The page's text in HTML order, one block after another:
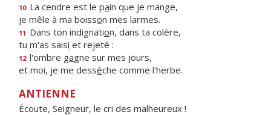
10 La cendre est le pain que je mange,
je mêle à ma boisson mes larmes.
11 Dans ton indignation, dans ta colère,
tu m'as saisi et rejeté :
12 l'ombre gagne sur mes jours,
et moi, je me dessèche comme l'herbe.
ANTIENNE
Écoute, Seigneur, le cri des malheureux !